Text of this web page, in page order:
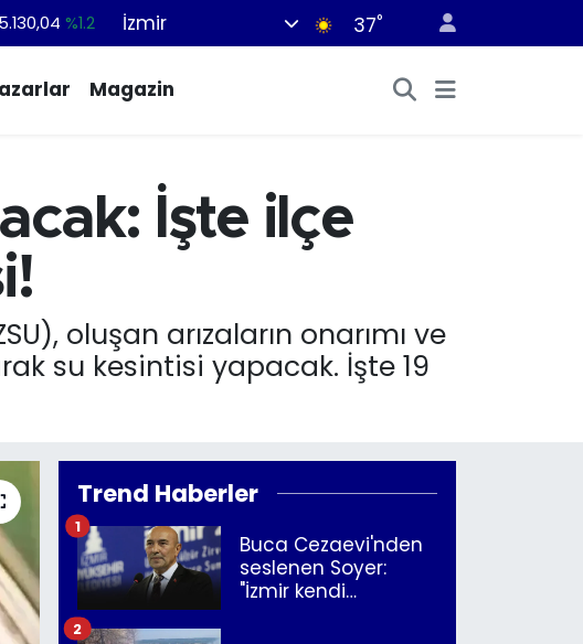
%0.17
İzmir 37°
Magazin
İşte ilçe
oluşan arızaların onarımı ve
su kesintisi yapacak. İşte 19
Trend Haberler
Buca Cezaevi'nden
seslenen Soyer:
"İzmir kendi
1
2